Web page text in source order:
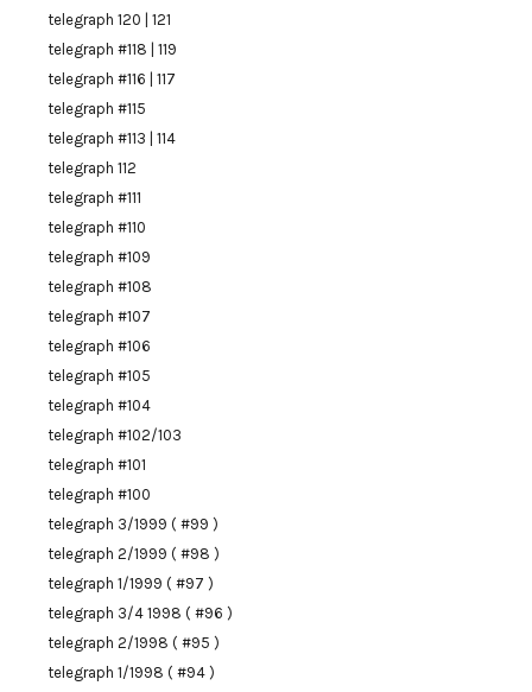
telegraph 120 | 121
telegraph #118 | 119
telegraph #116 | 117
telegraph #115
telegraph #113 | 114
telegraph 112
telegraph #111
telegraph #110
telegraph #109
telegraph #108
telegraph #107
telegraph #106
telegraph #105
telegraph #104
telegraph #102/103
telegraph #101
telegraph #100
telegraph 3/1999 ( #99 )
telegraph 2/1999 ( #98 )
telegraph 1/1999 ( #97 )
telegraph 3/4 1998 ( #96 )
telegraph 2/1998 ( #95 )
telegraph 1/1998 ( #94 )